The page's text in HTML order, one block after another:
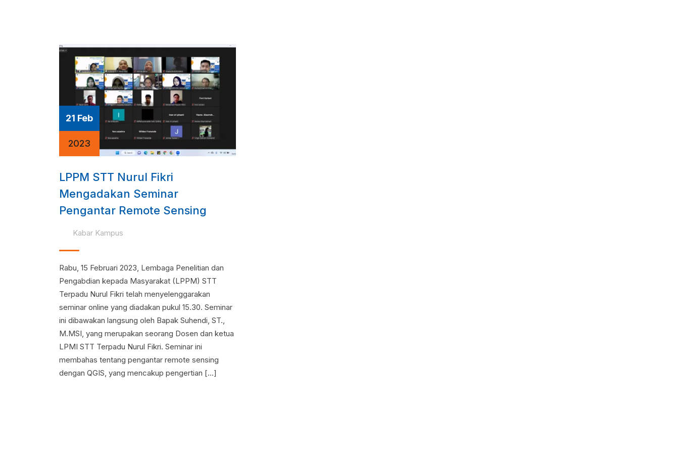
21 Feb
2023
LPPM STT Nurul Fikri
Mengadakan Seminar
Pengantar Remote Sensing
Kabar Kampus
Rabu, 15 Februari 2023, Lembaga Penelitian dan
Pengabdian kepada Masyarakat (LPPM) STT
Terpadu Nurul Fikri telah menyelenggarakan
seminar online yang diadakan pukul 15.30. Seminar
ini dibawakan langsung oleh Bapak Suhendi, ST.,
M.MSI, yang merupakan seorang Dosen dan ketua
LPMI STT Terpadu Nurul Fikri. Seminar ini
membahas tentang pengantar remote sensing
dengan QGIS, yang mencakup pengertian […]